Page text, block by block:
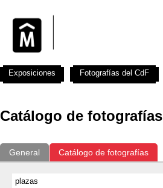
Catálogo de fotografías
General Catálogo de fotografías
Exposiciones Fotografías del CdF